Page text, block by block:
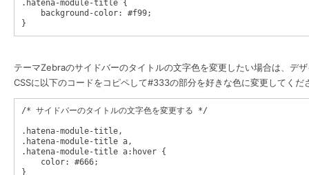
.hatena-module-title {
background-color: #f99
}
テーマZebraのサイドバーのタイトルの文字色を変更したい場合は、デ
CSSに以下のコードをコピペして#333の部分を好きな色に変更してくだ
/* サイドバーのタイトルの文字色を変更する */
.hatena-module-title ,
.hatena-module-title a ,
.hatena-module-title a: hover {
color: #666
}